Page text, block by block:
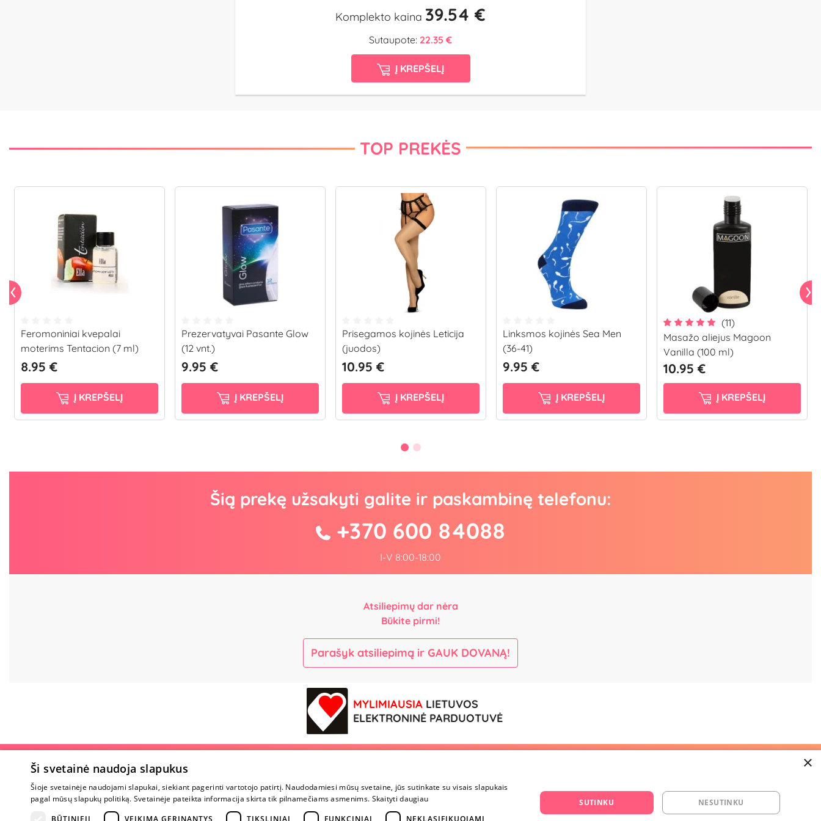
Komplekto kaina 39.54 €
Sutaupote: 22.35 €
Į KREPŠELĮ
TOP PREKĖS
Feromoniniai kvepalai
moterims Tentacion (7 ml)
8.95 €
Į KREPŠELĮ
Prezervatyvai Pasante Glow
(12 vnt.)
9.95 €
Į KREPŠELĮ
Prisegamos kojinės Leticija
(juodos)
10.95 €
Į KREPŠELĮ
Linksmos kojinės Sea Men
(36-41)
9.95 €
Į KREPŠELĮ
(11)
Masažo aliejus Magoon
Vanilla (100 ml)
10.95 €
Į KREPŠELĮ
Šią prekę užsakyti galite ir paskambinę telefonu:
+370 600 84088
I-V 8:00-18:00
Atsiliepimų dar nėra
Būkite pirmi!
Parašyk atsiliepimą ir GAUK DOVANĄ!
MYLIMIAUSIA LIETUVOS
ELEKTRONINĖ PARDUOTUVĖ
Apie mus
Karjera
Atsiliepimai
Mokėjimai ir pristatymas
Prekių grąžinimas
Konfidencialumas
+370 600 84088
×
Ši svetainė naudoja slapukus
Šioje svetainėje naudojami slapukai, siekiant pagerinti vartotojo patirtį. Naudodamiesi mūsų svetaine, jūs sutinkate su visais slapukais
pagal mūsų slapukų politiką. Svetainėje pateikta informacija skirta tik pilnamečiams asmenims. Skaityti daugiau
BŪTINIEJI
VEIKIMĄ GERINANTYS TIKSLINIAI FUNKCINIAI NEKLASIFIKUOJAMI
SUTINKU NESUTINKU